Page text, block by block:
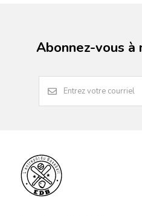
Abonnez-vous